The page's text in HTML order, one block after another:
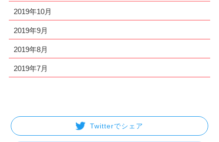
2019年10月
2019年9月
2019年8月
2019年7月
Twitterでシェア